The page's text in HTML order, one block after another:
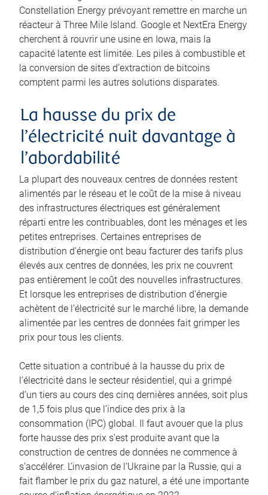
Constellation Energy prévoyant remettre en marche un
réacteur à Three Mile Island. Google et NextEra Energy
cherchent à rouvrir une usine en Iowa, mais la
capacité latente est limitée. Les piles à combustible et
la conversion de sites d’extraction de bitcoins
comptent parmi les autres solutions disparates.
La hausse du prix de
l’électricité nuit davantage à
l’abordabilité
La plupart des nouveaux centres de données restent
alimentés par le réseau et le coût de la mise à niveau
des infrastructures électriques est généralement
réparti entre les contribuables, dont les ménages et les
petites entreprises. Certaines entreprises de
distribution d’énergie ont beau facturer des tarifs plus
élevés aux centres de données, les prix ne couvrent
pas entièrement le coût des nouvelles infrastructures.
Et lorsque les entreprises de distribution d’énergie
achètent de l’électricité sur le marché libre, la demande
alimentée par les centres de données fait grimper les
prix pour tous les clients.
Cette situation a contribué à la hausse du prix de
l’électricité dans le secteur résidentiel, qui a grimpé
d’un tiers au cours des cinq dernières années, soit plus
de 1,5 fois plus que l’indice des prix à la
consommation (IPC) global. Il faut avouer que la plus
forte hausse des prix s’est produite avant que la
construction de centres de données ne commence à
s’accélérer. L’invasion de l’Ukraine par la Russie, qui a
fait flamber le prix du gaz naturel, a été une importante